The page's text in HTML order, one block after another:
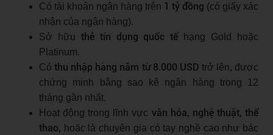
Có tài khoản ngân hàng trên 1 tỷ đồng (có giấy xác
nhận của ngân hàng).
Sở hữu thẻ tín dụng quốc tế hạng Gold hoặc
Platinum.
Cóthu nhập hàng năm từ 8.000 USD trở lên, được
chứng minh bằng sao kê ngân hàng trong 12
tháng gần nhất.
Hoạt động trong lĩnh vực văn hóa, nghệ thuật, thể
thao, hoặc là chuyên gia có tay nghề cao như bác